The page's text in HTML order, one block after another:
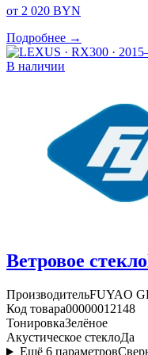
от 2 020 BYN
Подробнее →
В наличии
Ветровое стекло
ПроизводительFUYAO
Код товара00000012148
ТонировкаЗелёное
Акустическое стеклоДа
Ещё 6 параметров